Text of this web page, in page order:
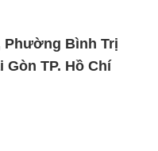
Phường Bình Trị
Gòn TP. Hồ Chí